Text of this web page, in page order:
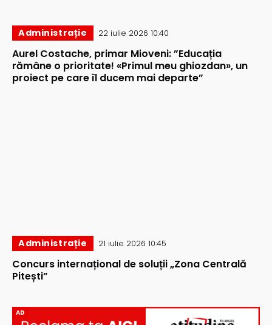
Administrație 22 iulie 2026 10:40
Aurel Costache, primar Mioveni: ”Educația
rămâne o prioritate! «Primul meu ghiozdan», un
proiect pe care îl ducem mai departe”
Administrație 21 iulie 2026 10:45
Concurs internațional de soluții „Zona Centrală
Pitești”
AD